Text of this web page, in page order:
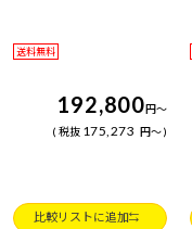
送料無料
192,800円～
税抜 175,273 円～
比較リストに追加